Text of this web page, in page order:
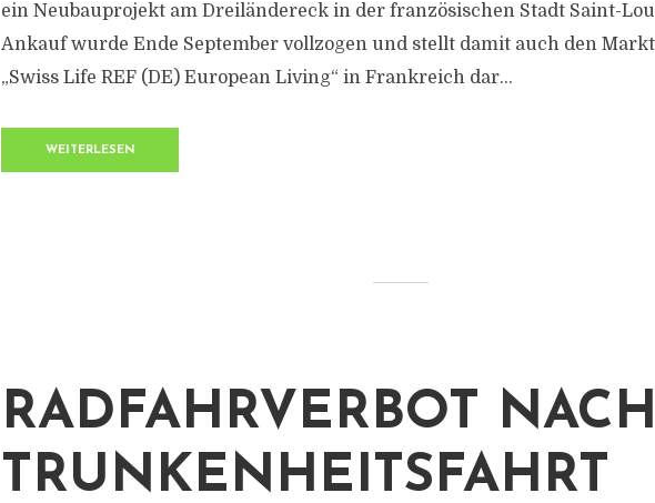
ein Neubauprojekt am Dreiländereck in der französischen Stadt Saint-
Ankauf wurde Ende September vollzogen und stellt damit auch den
„Swiss Life REF (DE) European Living“ in Frankreich dar...
WEITERLESEN
RADFAHRVERBOT NACH
TRUNKENHEITSFAHRT